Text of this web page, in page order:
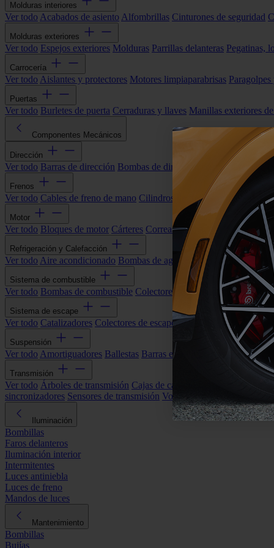
Molduras interiores
Ver todo Acabados de asiento Alfombrillas Cinturones de seguridad
Molduras exteriores
Ver todo Espejos exteriores Molduras Parrillas delanteras Pegatinas,
Carrocería
Ver todo Aislantes y protectores Motores limpiaparabrisas
Puertas
Ver todo Burletes de puerta Cerraduras y llaves Manillas exteriores
Componentes Mecánicos
Dirección
Ver todo Barras de dirección Bombas de dirección asistida
Frenos
Ver todo Cables de freno de mano Cilindros de freno Componentes
Motor
Ver todo Bloques de motor Cárteres Correas alternador Correas y
Refrigeración y Calefacción
Ver todo Aire acondicionado Bombas de agua Electroventiladores
Sistema de combustible
Ver todo Bombas de combustible Colectores de admisión Filtros de
Sistema de escape
Ver todo Catalizadores Colectores de escape Filtros de partículas
Suspensión
Ver todo Amortiguadores Ballestas Barras estabilizadoras Bieletas y
Transmisión
Ver todo Árboles de transmisión Cajas de cambios automáticas
sincronizadores Sensores de transmisión Volantes de motor
Iluminación
Bombillas
Faros delanteros
Iluminación interior
Intermitentes
Luces antiniebla
Luces de freno
Mandos de luces
Mantenimiento
Bombillas
Bujías